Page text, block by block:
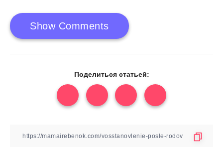
Show Comments
Поделиться статьей: